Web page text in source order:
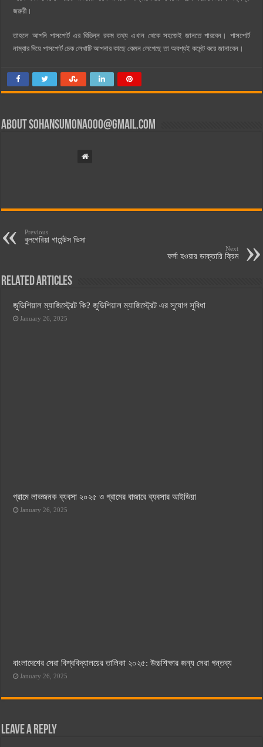
জরুরী।
তাহলে আপনি পাসপোর্ট এর বিভিন্ন রকম তথ্য এখান থেকে সহজেই জানতে পারবেন। পাসপোর্ট
নাম্বার দিয়ে পাসপোর্ট চেক লেখাটি আপনার কাছে কেমন লেগেছে তা অবশ্যই কমেন্ট করে জানাবেন।
Aboutsohansumona000@gmail.com
Previous
বুলগেরিয়া গার্মেন্টস ভিসা
Next
ফর্সা হওয়ার ডাক্তারি ক্রিম
Related Articles
জুডিশিয়াল ম্যাজিস্ট্রেট কি? জুডিশিয়াল ম্যাজিস্ট্রেট এর সুযোগ সুবিধা
January 26, 2025
গ্রামে লাভজনক ব্যবসা ২০২৫ ও গ্রামের বাজারে ব্যবসার আইডিয়া
January 26, 2025
বাংলাদেশের সেরা বিশ্ববিদ্যালয়ের তালিকা ২০২৫: উচ্চশিক্ষার জন্য সেরা গন্তব্য
January 26, 2025
Leave a Reply